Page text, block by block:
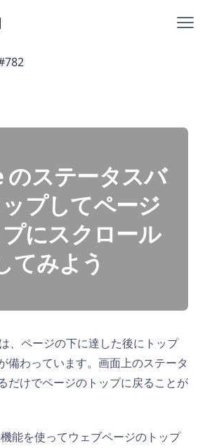
ステータスバ
プしてページ
にスクロール
てみよう
、ページの下に達した後にトップ
備わっています。画面上のステータ
だけでページのトップに戻ることが
能を使ってウェブページのトップ